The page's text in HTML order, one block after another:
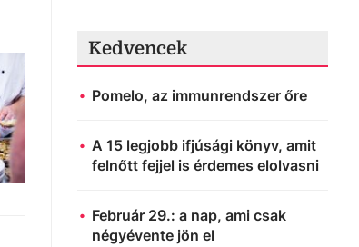
Kedvencek
Pomelo, az immunrendszer őre
A 15 legjobb ifjúsági könyv, amit
felnőtt fejjel is érdemes elolvasni
Február 29.: a nap, ami csak
négyévente jön el